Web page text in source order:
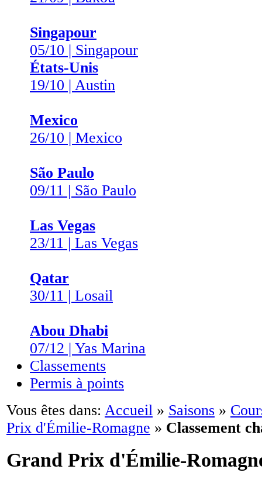
Singapour
05/10 | Singapour
États-Unis
19/10 | Austin
Mexico
26/10 | Mexico
São Paulo
09/11 | São Paulo
Las Vegas
23/11 | Las Vegas
Qatar
30/11 | Losail
Abou Dhabi
07/12 | Yas Marina
Classements
Permis à points
Vous êtes dans: Accueil » Saisons »
Prix d'Émilie-Romagne » Classement
Grand Prix d'Émilie-